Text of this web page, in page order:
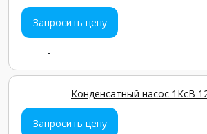
Запросить цену
-
Конденсатный насос 1КсВ
Запросить цену